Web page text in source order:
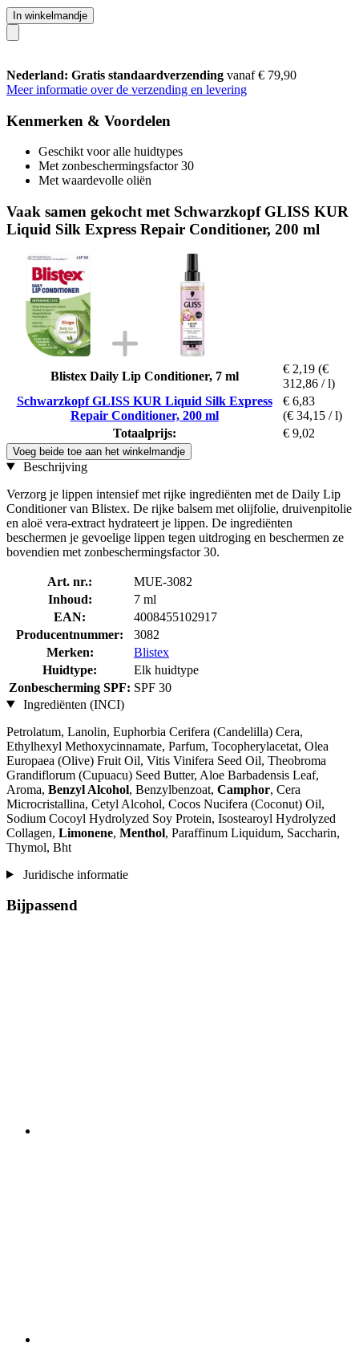
In winkelmandje
Nederland: Gratis standaardverzending vanaf € 79,90
Meer informatie over de verzending en levering
Kenmerken & Voordelen
Geschikt voor alle huidtypes
Met zonbeschermingsfactor 30
Met waardevolle oliën
Vaak samen gekocht met Schwarzkopf GLISS KUR
Liquid Silk Express Repair Conditioner, 200 ml
Blistex Daily Lip Conditioner, 7 ml
€ 2,19 (€
312,86 / l)
Schwarzkopf GLISS KUR Liquid Silk Express
Repair Conditioner, 200 ml
€ 6,83
(€ 34,15 / l)
Totaalprijs:
€ 9,02
Voeg beide toe aan het winkelmandje
Beschrijving
Verzorg je lippen intensief met rijke ingrediënten met de Daily Lip
Conditioner van Blistex. De rijke balsem met olijfolie, druivenpitolie
en aloë vera-extract hydrateert je lippen. De ingrediënten
beschermen je gevoelige lippen tegen uitdroging en beschermen ze
bovendien met zonbeschermingsfactor 30.
Art. nr.:
MUE-3082
Inhoud:
7 ml
EAN:
4008455102917
Producentnummer:
3082
Merken:
Blistex
Huidtype:
Elk huidtype
Zonbescherming SPF: SPF 30
Ingrediënten (INCI)
Petrolatum, Lanolin, Euphorbia Cerifera (Candelilla) Cera,
Ethylhexyl Methoxycinnamate, Parfum, Tocopherylacetat, Olea
Europaea (Olive) Fruit Oil, Vitis Vinifera Seed Oil, Theobroma
Grandiflorum (Cupuacu) Seed Butter, Aloe Barbadensis Leaf,
Aroma, Benzyl Alcohol, Benzylbenzoat, Camphor, Cera
Microcristallina, Cetyl Alcohol, Cocos Nucifera (Coconut) Oil,
Sodium Cocoyl Hydrolyzed Soy Protein, Isostearoyl Hydrolyzed
Collagen, Limonene, Menthol, Paraffinum Liquidum, Saccharin,
Thymol, Bht
Juridische informatie
Bijpassend